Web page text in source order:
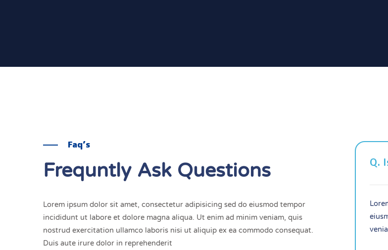
Faq’s
Frequntly Ask Questions
Lorem ipsum dolor sit amet, consectetur adipisicing sed do eiusmod tempor
incididunt ut labore et dolore magna aliqua. Ut enim ad minim veniam, quis
nostrud exercitation ullamco laboris nisi ut aliquip ex ea commodo consequat.
Duis aute irure dolor in reprehenderit
Q.